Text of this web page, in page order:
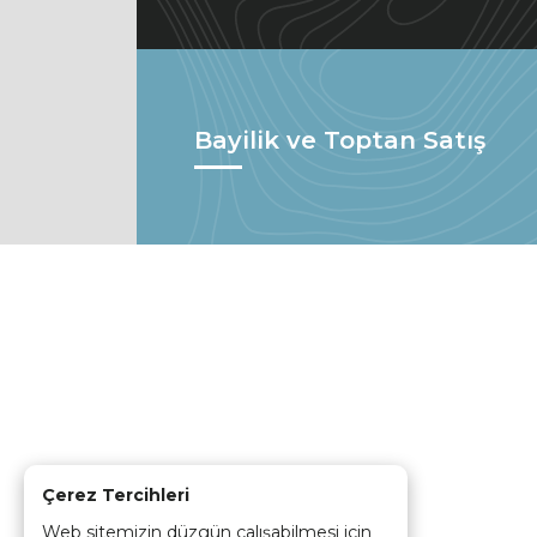
Çerez Tercihleri
Web sitemizin düzgün çalışabilmesi için
Bayilik ve Toptan Satış